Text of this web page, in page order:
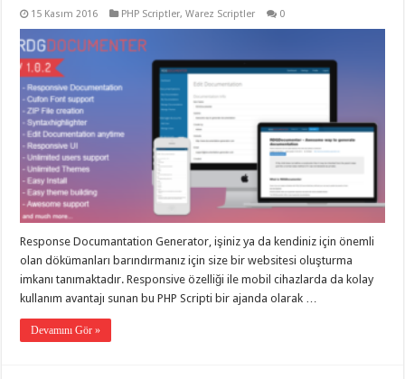
15 Kasım 2016 PHP Scriptler,Warez Scriptler 0
Response Documantation Generator, işiniz ya da kendiniz için önemli
olan dökümanları barındırmanız için size bir websitesi oluşturma
imkanı tanımaktadır. Responsive özelliği ile mobil cihazlarda da kolay
kullanım avantajı sunan bu PHP Scripti bir ajanda olarak …
Devamını Gör »